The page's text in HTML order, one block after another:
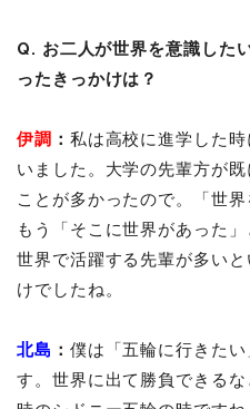
Q. お二人が世界を意識した
ったきっかけは？
伊調 ： 私は高校に進学した
いました。大学の先輩方が
ことが多かったので。「世
もう「そこに世界があった
世界で活躍する先輩が多い
けでしたね。
北島 ： 僕は「五輪に行きた
す。世界に出て勝負できる